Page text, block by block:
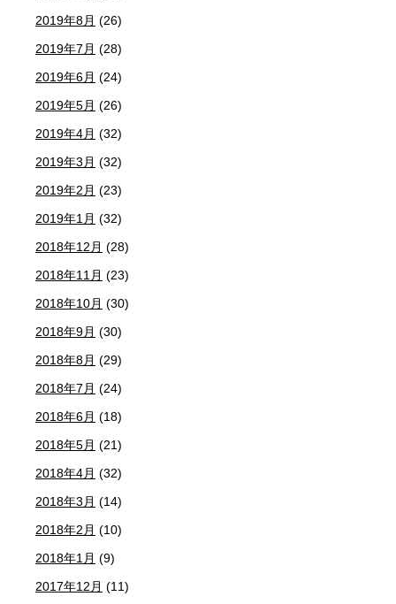
2019年8月 (26)
2019年7月 (28)
2019年6月 (24)
2019年5月 (26)
2019年4月 (32)
2019年3月 (32)
2019年2月 (23)
2019年1月 (32)
2018年12月 (28)
2018年11月 (23)
2018年10月 (30)
2018年9月 (30)
2018年8月 (29)
2018年7月 (24)
2018年6月 (18)
2018年5月 (21)
2018年4月 (32)
2018年3月 (14)
2018年2月 (10)
2018年1月 (9)
2017年12月 (11)